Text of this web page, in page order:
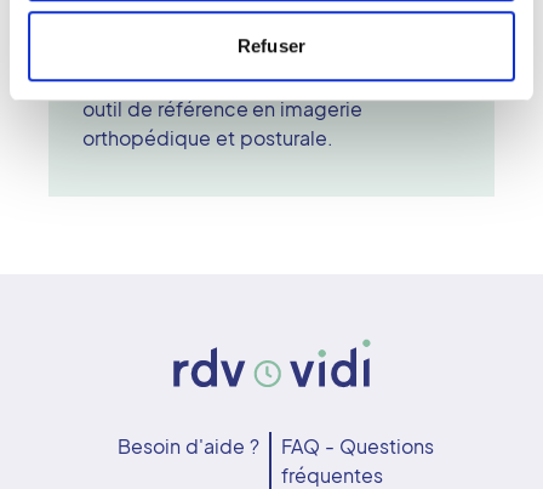
Refuser
et exploitables immédiatement. Grâce à
sa précision et à son faible impact
radiologique, l'EOS s'impose comme un
outil de référence en imagerie
orthopédique et posturale.
Besoin d'aide ?
FAQ - Questions
fréquentes